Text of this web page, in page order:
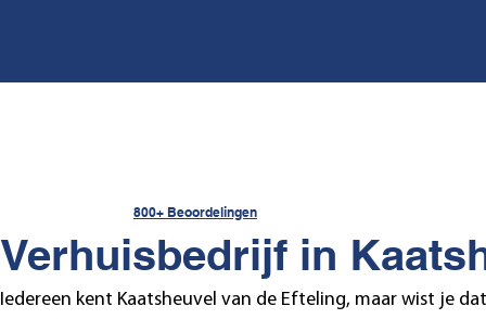
800+ Beoordelingen
Verhuisbedrijf in
Iedereen kent Kaatsheuvel van de Efteling, maar wist je